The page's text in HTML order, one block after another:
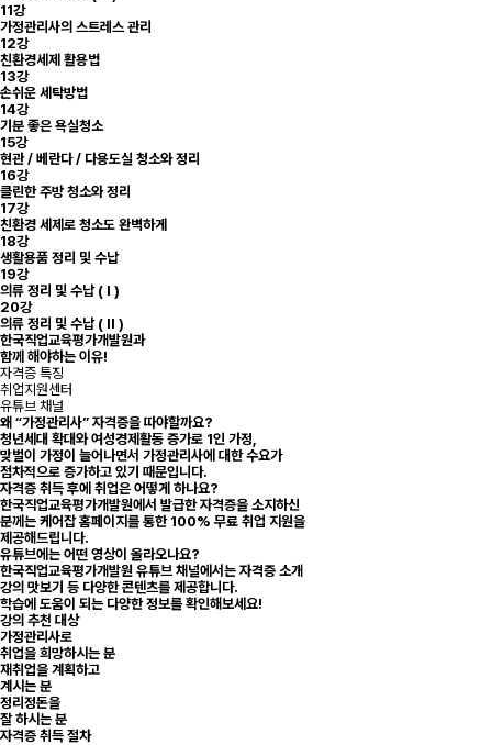
11강
가정관리사의 스트레스 관리
12강
친환경세제 활용법
13강
손쉬운 세탁방법
14강
기분 좋은 욕실청소
15강
현관 / 베란다 / 다용도실 청소와 정리
16강
클린한 주방 청소와 정리
17강
친환경 세제로 청소도 완벽하게
18강
생활용품 정리 및 수납
19강
의류 정리 및 수납 ( I )
20강
의류 정리 및 수납 ( II )
한국직업교육평가개발원과
함께 해야하는 이유!
자격증 특징
취업지원센터
유튜브 채널
왜 “가정관리사” 자격증을 따야할까요?
청년세대 확대와 여성경제활동 증가로 1인 가정,
맞벌이 가정이 늘어나면서 가정관리사에 대한 수요가
점차적으로 증가하고 있기 때문입니다.
자격증 취득 후에 취업은 어떻게 하나요?
한국직업교육평가개발원에서 발급한 자격증을 소지하신
분께는 케어잡 홈페이지를 통한 100% 무료 취업 지원을
제공해드립니다.
유튜브에는 어떤 영상이 올라오나요?
한국직업교육평가개발원 유튜브 채널에서는 자격증 소개
강의 맛보기 등 다양한 콘텐츠를 제공합니다.
학습에 도움이 되는 다양한 정보를 확인해보세요!
강의 추천 대상
가정관리사로
취업을 희망하시는 분
재취업을 계획하고
계시는 분
정리정돈을
잘 하시는 분
자격증 취득 절차